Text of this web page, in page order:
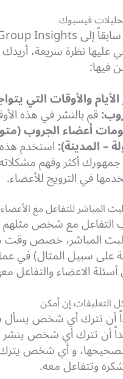
عليها نظرة سريعة،
فيها:
الأيام والأوقات التي
قم بالنشر في هذه
أعضاء الجروب
– المدينة):استخدم
أكثر وفهم
في الترويج للأعضاء.
التفاعل مع شخص مثلهم
المباشر، خصص وقت
على سبيل المثال) في
أسئلة الاعضاء والتفاعل
أن تترك أي شخص يسأل
أن تترك أي شخص ينشر
و أي شخص
وتتفاعل معه.